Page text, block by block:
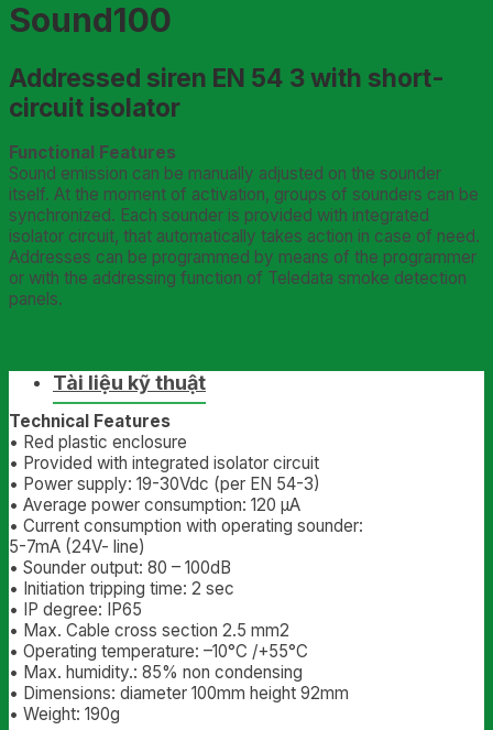
Sound100
Addressed siren EN 54 3 with short-
circuit isolator
Functional Features
Sound emission can be manually adjusted on the sounder
itself. At the moment of activation, groups of sounders can be
synchronized. Each sounder is provided with integrated
isolator circuit, that automatically takes action in case of need.
Addresses can be programmed by means of the programmer
or with the addressing function of Teledata smoke detection
panels.
Tài liệu kỹ thuật
Technical Features
• Red plastic enclosure
• Provided with integrated isolator circuit
• Power supply: 19-30Vdc (per EN 54-3)
• Average power consumption: 120 μA
• Current consumption with operating sounder:
5-7mA (24V- line)
• Sounder output: 80 – 100dB
• Initiation tripping time: 2 sec
• IP degree: IP65
• Max. Cable cross section 2.5 mm2
• Operating temperature: –10°C /+55°C
• Max. humidity.: 85% non condensing
• Dimensions: diameter 100mm height 92mm
• Weight: 190g